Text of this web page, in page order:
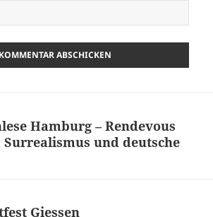
Hamburg – Rendevous
und deutsche
Giessen